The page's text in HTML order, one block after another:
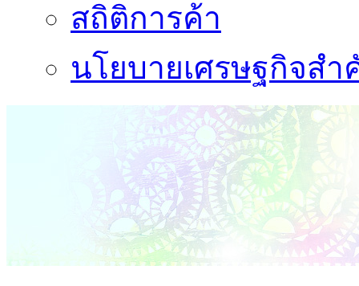
สถิติการค้า
นโยบายเศรษฐกิจส